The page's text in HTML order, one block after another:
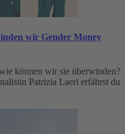
wir Gender Money
können wir sie überwinden?
Patrizia Laeri erfährst du